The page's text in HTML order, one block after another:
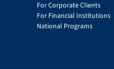
For Corporate Clients
For Financial Institutions
National Programs